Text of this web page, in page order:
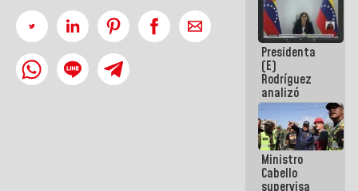
Figuera y
acuerdan
primer
encuentro
presencial
para el
diálogo
Presidenta
(E)
Rodríguez
analizó
junto a
gobernadores
planes de
recuperación
del Sistema
Eléctrico
Ministro
Cabello
supervisa